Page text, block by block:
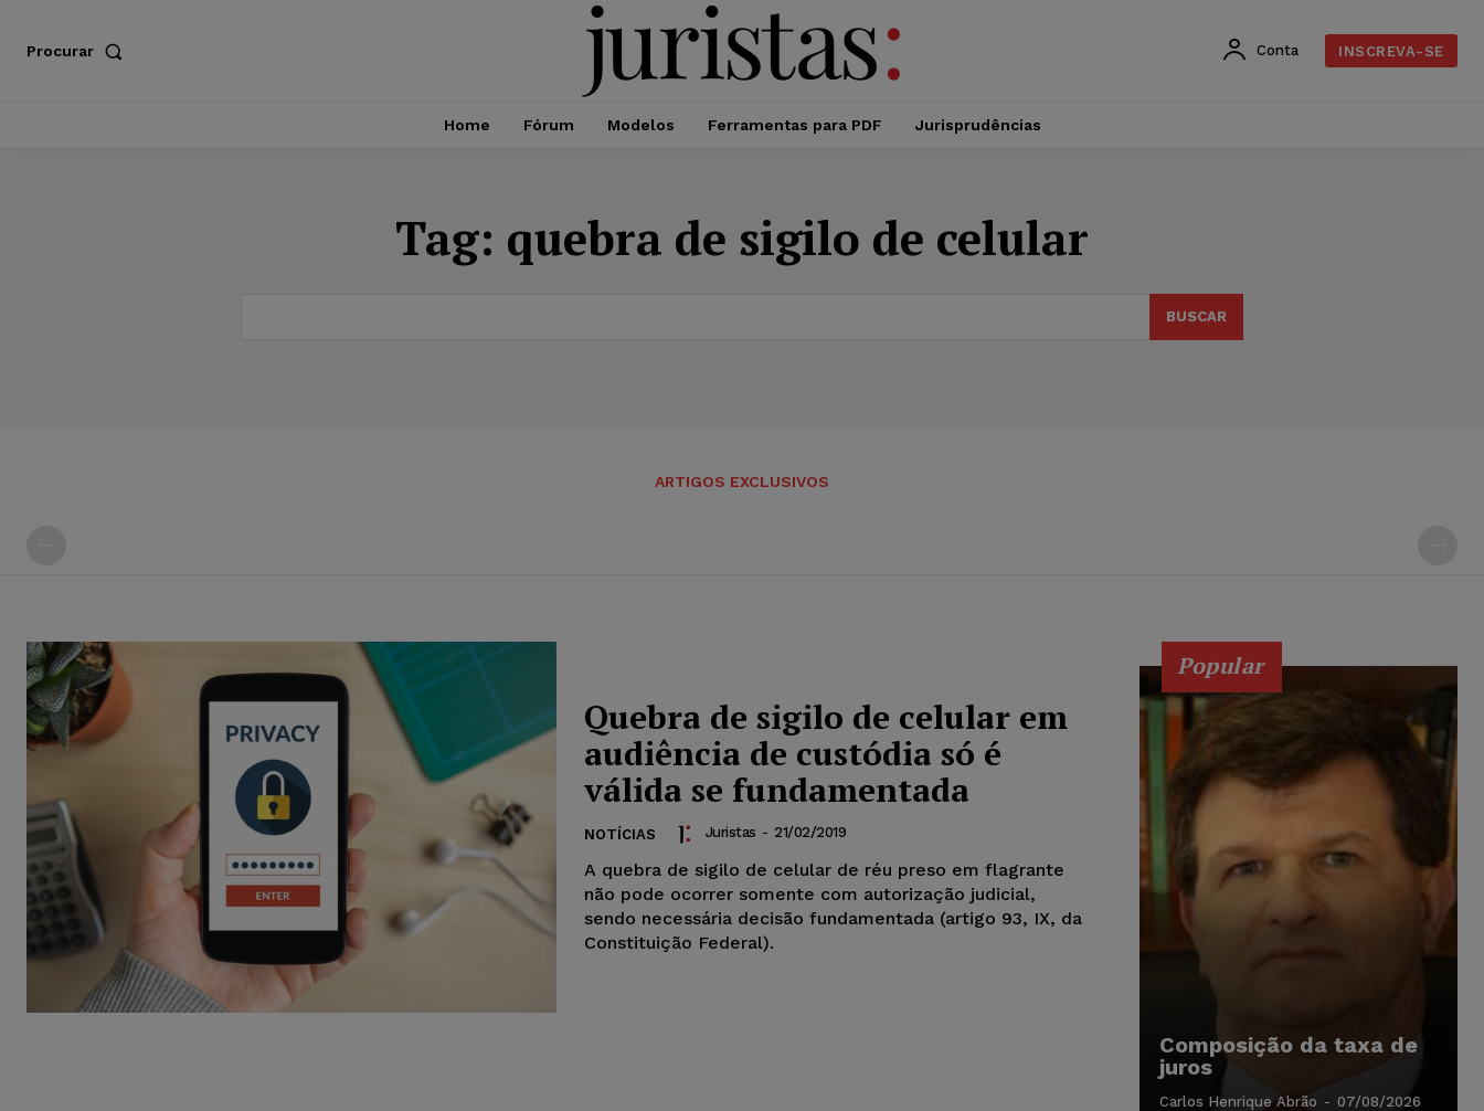
Procurar Conta INSCREVA-SE
Home Fórum Modelos Ferramentas para PDF Jurisprudências
Tag: quebra de sigilo de celular
BUSCAR
ARTIGOS EXCLUSIVOS
Quebra de sigilo de celular em
audiência de custódia só é
válida se fundamentada
NOTÍCIAS Juristas - 21/02/2019
A quebra de sigilo de celular de réu preso em flagrante
não pode ocorrer somente com autorização judicial,
sendo necessária decisão fundamentada (artigo 93, IX, da
Constituição Federal).
Popular
Composição da taxa de
juros
Carlos Henrique Abrão - 07/08/2026